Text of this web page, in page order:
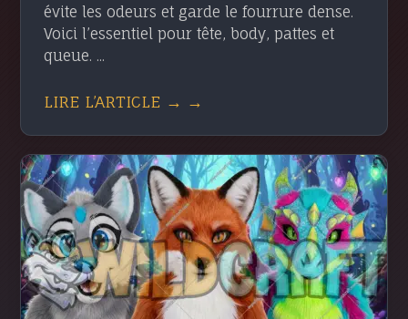
évite les odeurs et garde le fourrure dense.
Voici l’essentiel pour tête, body, pattes et
queue. ...
LIRE L’ARTICLE → →